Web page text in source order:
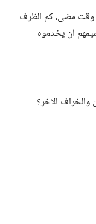
وقت مضى،‏ كم الظرف
ان يخدموه
الاخر؟‏